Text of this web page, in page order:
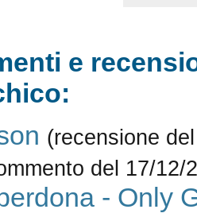
e
(recensione
del 17/12/
- Only